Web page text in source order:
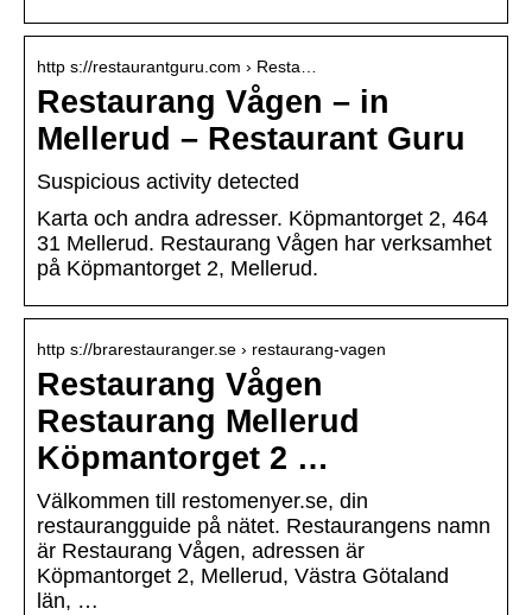
http s://restaurantguru.com › Resta…
Restaurang Vågen – in
Mellerud – Restaurant Guru
Suspicious activity detected
Karta och andra adresser. Köpmantorget 2, 464
31 Mellerud. Restaurang Vågen har verksamhet
på Köpmantorget 2, Mellerud.
http s://brarestauranger.se › restaurang-vagen
Restaurang Vågen
Restaurang Mellerud
Köpmantorget 2 …
Välkommen till restomenyer.se, din
restaurangguide på nätet. Restaurangens namn
är Restaurang Vågen, adressen är
Köpmantorget 2, Mellerud, Västra Götaland
län, …